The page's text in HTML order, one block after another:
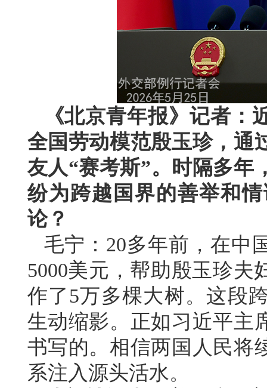
《北京青年报》记者
全国劳动模范殷玉珍，通
友人“赛考斯”。时隔多年
纷为跨越国界的善举和
论？
毛宁：20多年前，在中
5000美元，帮助殷玉珍
作了5万多棵大树。这段
生动缩影。正如习近平主
书写的。相信两国人民将
系注入源头活水。